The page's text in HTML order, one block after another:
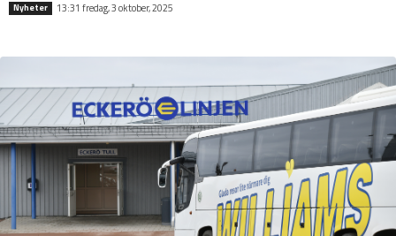
Nyheter 13:31 fredag, 3 oktober, 2025